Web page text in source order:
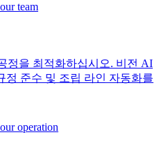
정을 최적화하십시오. 비전 AI
정 준수 및 조립 라인 자동화를